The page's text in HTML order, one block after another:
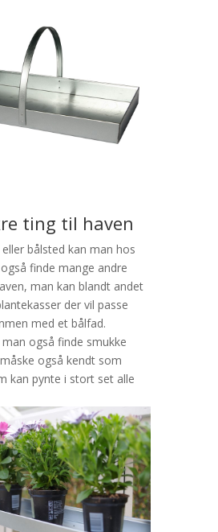
ting til haven
bålsted kan man hos
finde mange andre
man kan blandt andet
der vil passe
med et bålfad.
også finde smukke
også kendt som
kan pynte i stort set alle